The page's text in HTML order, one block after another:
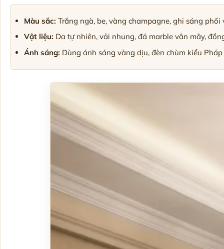
Màu sắc: Trắng ngà, be, vàng champagne, ghi sáng
Vật liệu: Da tự nhiên, vải nhung, đá marble vân mây,
Ánh sáng: Dùng ánh sáng vàng dịu, đèn chùm kiểu